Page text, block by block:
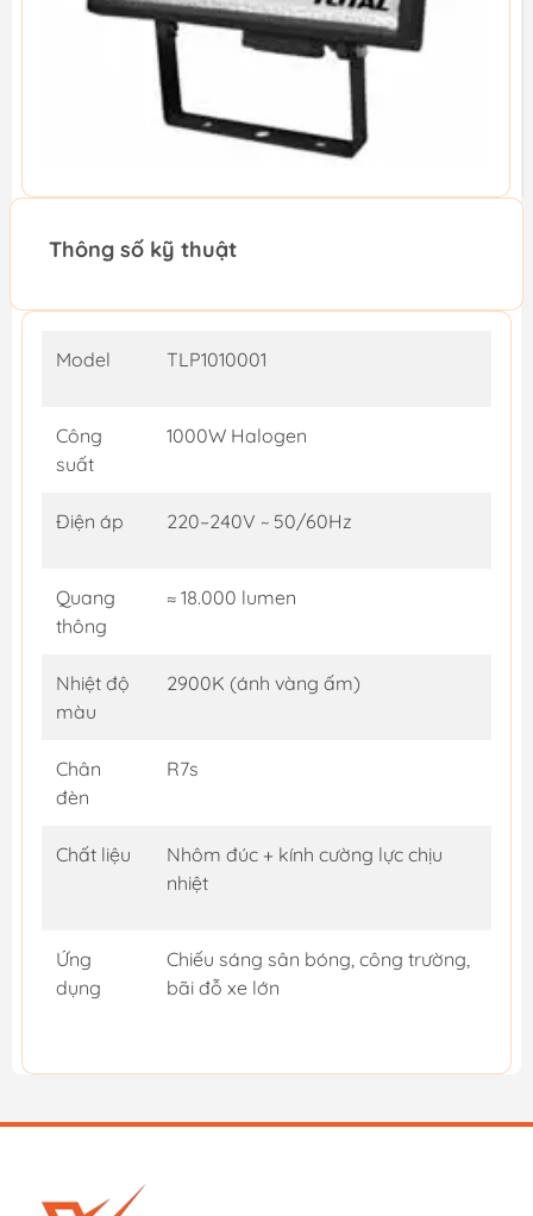
Thông số kỹ thuật
Model TLP1010001
Công
suất
1000W Halogen
Điện áp 220–240V ~ 50/60Hz
Quang
thông
≈ 18.000 lumen
Nhiệt độ
màu
2900K (ánh vàng ấm)
Chân
đèn
R7s
Chất liệu
Nhôm đúc + kính cường lực chịu
nhiệt
Ứng
dụng
Chiếu sáng sân bóng, công trường,
bãi đỗ xe lớn